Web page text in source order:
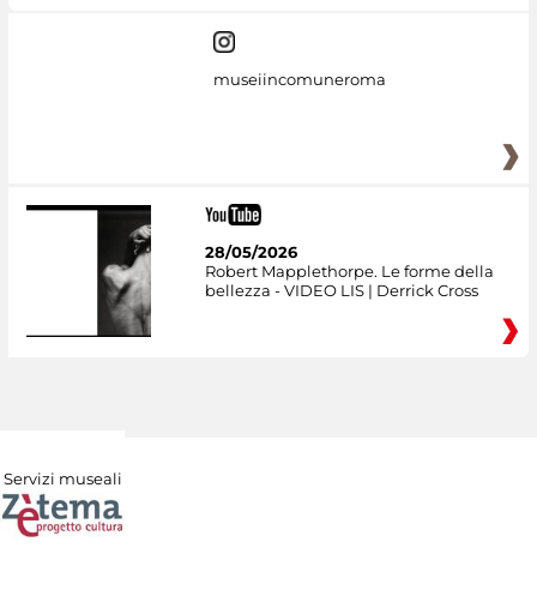
museiincomuneroma
28/05/2026
Robert Mapplethorpe. Le forme della
bellezza - VIDEO LIS | Derrick Cross
Servizi museali